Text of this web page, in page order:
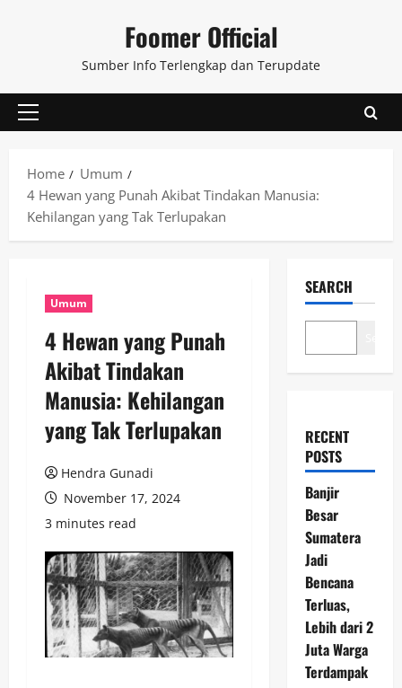
Foomer Official
Sumber Info Terlengkap dan Terupdate
Primary
Home
Umum
4 Hewan yang Punah Akibat Tindakan Manusia:
Kehilangan yang Tak Terlupakan
Umum
4 Hewan yang Punah
Akibat Tindakan
Manusia: Kehilangan
yang Tak Terlupakan
Hendra Gunadi
November 17, 2024
3 minutes read
SEARCH
RECENT
POSTS
Banjir
Besar
Sumatera
Jadi
Bencana
Terluas,
Lebih dari 2
Juta Warga
Terdampak